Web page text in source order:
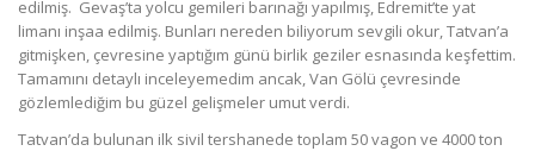
edilmiş. Gevaş’ta yolcu gemileri barınağı yapılmış, Edremit’te yat
limanı inşaa edilmiş. Bunları nereden biliyorum sevgili okur, Tatvan’a
gitmişken, çevresine yaptığım günü birlik geziler esnasında keşfettim.
Tamamını detaylı inceleyemedim ancak, Van Gölü çevresinde
gözlemlediğim bu güzel gelişmeler umut verdi.
Tatvan’da bulunan ilk sivil tershanede toplam 50 vagon ve 4000 ton